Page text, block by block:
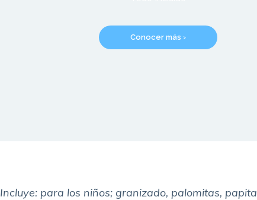
Conocer más ›
Incluye: para los niños; granizado, palomitas,